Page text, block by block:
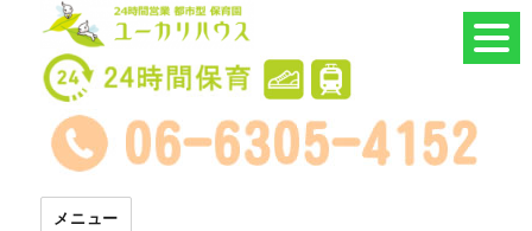
24時間託児所 ユーカリハウス
メニュー